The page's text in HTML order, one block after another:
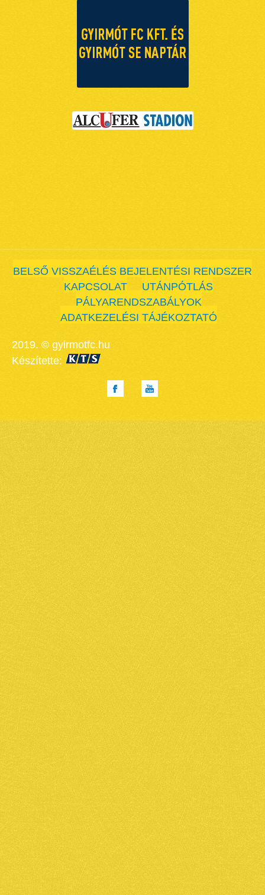
BELSŐ VISSZAÉLÉS BEJELENTÉSI RENDSZER
KAPCSOLAT
UTÁNPÓTLÁS
PÁLYARENDSZABÁLYOK
ADATKEZELÉSI TÁJÉKOZTATÓ
2019. © gyirmotfc.hu
Készítette: